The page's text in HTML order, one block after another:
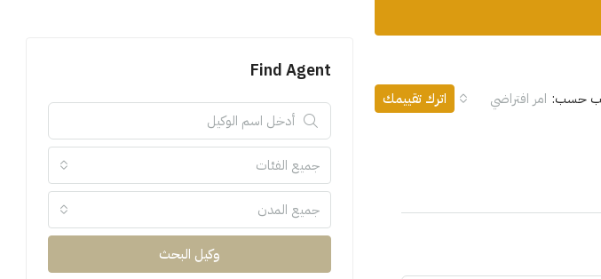
حسب: امر افتراضي اترك تقييمك
Find Agent
جميع الفئات
جميع المدن
وكيل البحث